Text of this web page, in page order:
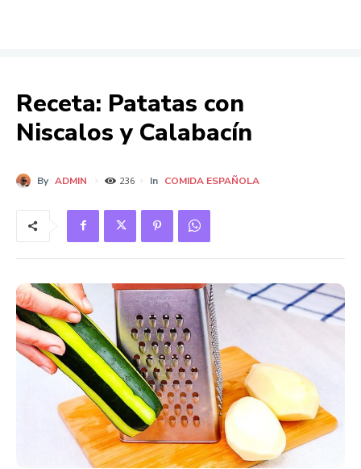
Receta: Patatas con
Niscalos y Calabacín
By ADMIN 236 In COMIDA ESPAÑOLA